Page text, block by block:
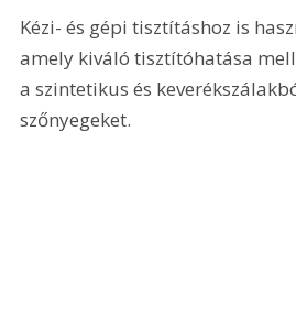
Kézi- és gépi tisztításhoz is
amely kiváló tisztítóhatása
a szintetikus és
szőnyegeket.